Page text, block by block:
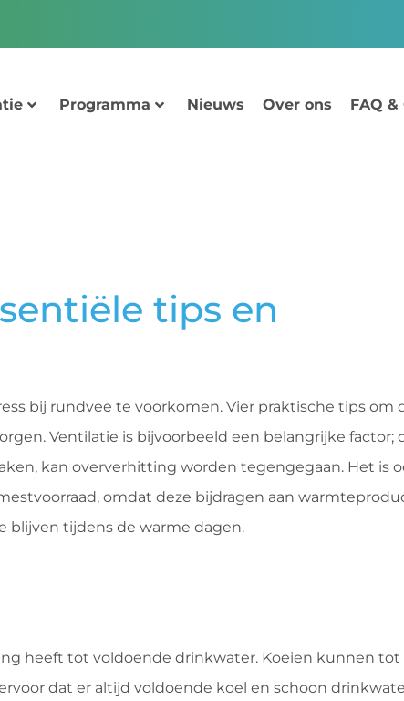
Programma Nieuws Over ons FAQ
tips en
bij rundvee te voorkomen. Vier praktische tips om
Ventilatie is bijvoorbeeld een belangrijke factor;
kan oververhitting worden tegengegaan. Het is
omdat deze bijdragen aan
blijven tijdens de warme dagen.
heeft tot voldoende drinkwater. Koeien kunnen
dat er altijd voldoende koel en schoon